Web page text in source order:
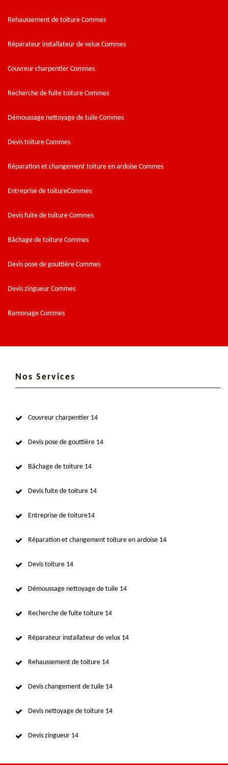
Rehaussement de toiture Commes
Réparateur installateur de velux Commes
Couvreur charpentier Commes
Recherche de fuite toiture Commes
Démoussage nettoyage de tuile Commes
Devis toiture Commes
Réparation et changement toiture en ardoise Commes
Entreprise de toitureCommes
Devis fuite de toiture Commes
Bâchage de toiture Commes
Devis pose de gouttière Commes
Devis zingueur Commes
Ramonage Commes
Nos Services
Couvreur charpentier 14
Devis pose de gouttière 14
Bâchage de toiture 14
Devis fuite de toiture 14
Entreprise de toiture14
Réparation et changement toiture en ardoise 14
Devis toiture 14
Démoussage nettoyage de tuile 14
Recherche de fuite toiture 14
Réparateur installateur de velux 14
Rehaussement de toiture 14
Devis changement de tuile 14
Devis nettoyage de toiture 14
Devis zingueur 14